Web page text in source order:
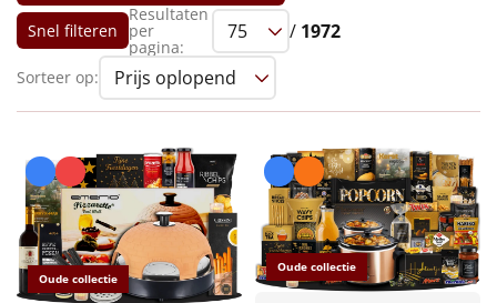
Goedkope
Uniek
Artikel
Hitster NIEUW
Pizzarette
Snel filteren
Resultaten
per
pagina:
/ 1972
Sorteer op:
Oude collectie
Oude collectie